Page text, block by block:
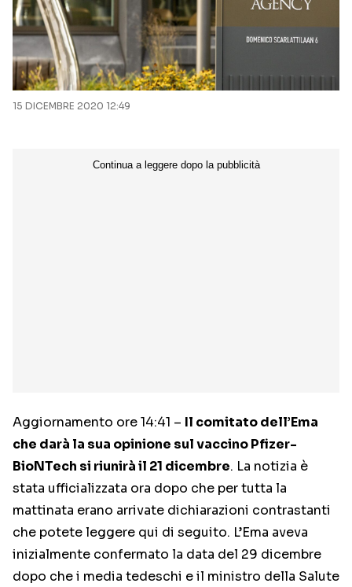
15 DICEMBRE 2020 12:49
Aggiornamento ore 14:41 – Il comitato dell’Ema
che darà la sua opinione sul vaccino Pfizer-
BioNTech si riunirà il 21 dicembre. La notizia è
stata ufficializzata ora dopo che per tutta la
mattinata erano arrivate dichiarazioni contrastanti
che potete leggere qui di seguito. L’Ema aveva
inizialmente confermato la data del 29 dicembre
dopo che i media tedeschi e il ministro della Salute